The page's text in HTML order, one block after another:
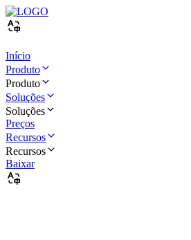
Início
Produto
Produto
Soluções
Soluções
Preços
Recursos
Recursos
Baixar